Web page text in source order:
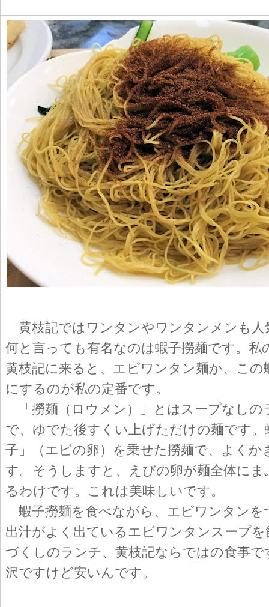
黄枝記ではワンタンやワンタンメンも人
何と言っても有名なのは蝦子撈麺です。私
黄枝記に来ると、エビワンタン麺か、この
にするのが私の定番です。
「撈麺（ロウメン）」とはスープなしの
で、ゆでた後すくい上げただけの麺です。
子」（エビの卵）を乗せた撈麺で、よくか
す。そうしますと、えびの卵が麺全体に
るわけです。これは美味しいです。
蝦子撈麺を食べながら、エビワンタンを
出汁がよく出ているエビワンタンスープ
づくしのランチ、黄枝記ならではの食事で
沢ですけど安いんです。